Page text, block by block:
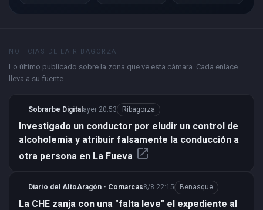
NOTICIAS DE LA RIBAGORZA
Lo último publicado sobre la zona que ve esta cámara. Cada enlace
lleva a su fuente.
Sobrarbe Digital ayer 20:53 Ribagorza
Investigado un conductor por eludir un control de
alcoholemia y atribuir falsamente la conducción a
otra persona en La Fueva open_in_new
Diario del AltoAragón · Comarcas8/8 22:15 Benasque
La CHE zanja con una "falta leve" el expediente al